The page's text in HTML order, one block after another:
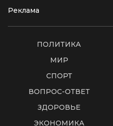
Реклама
ПОЛИТИКА
МИР
СПОРТ
ВОПРОС-ОТВЕТ
ЗДОРОВЬЕ
ЭКОНОМИКА